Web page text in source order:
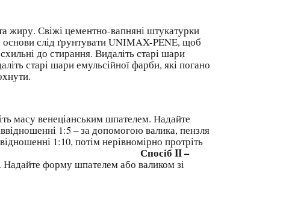
Свіжі цементно-вапняні штукатурки
основи слід ґрунтувати UNIMAX-PENE, щоб
до стирання. Видаліть старі шари
старі шари емульсійної фарби, які погано
масу венеціанським шпателем. Надайте
1:5 – за допомогою валика, пензля
1:10, потім нерівномірно протріть
Спосіб II –
Надайте форму шпателем або валиком зі